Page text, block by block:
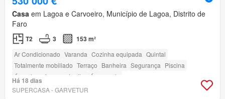
Casa em Lagoa e Carvoeiro, Município de Lagoa, Distrito de
Faro
T2 3 153 m²
Ar Condicionado Varanda Cozinha equipada Quintal
Totalmente mobiliado Terraço Banheira Segurança Piscina
Área das crianças
Jardim Área verde
Há 18 dias
SUPERCASA - GARVETUR